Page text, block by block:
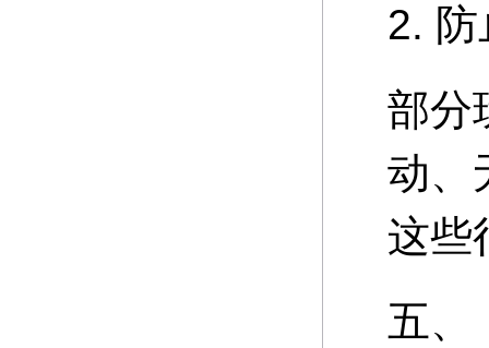
2.
部分
动、
这些
五、